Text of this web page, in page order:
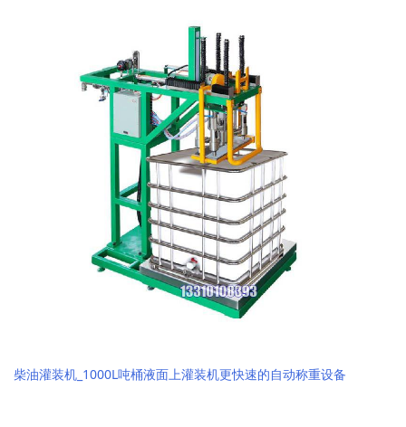
柴油灌装机_1000L吨桶液面上灌装机更快速的自动称重设备